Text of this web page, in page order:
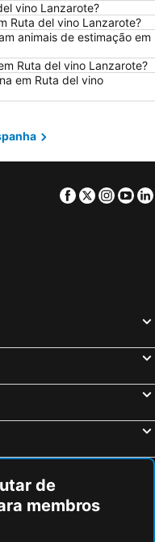
em Vila Nova de Milfontes
em Vigo
em Centro de Portugal
em Málaga
em Ibiza
em Região de Lisboa
vino Lanzarote?
Ruta del vino Lanzarote?
animais de estimação em
Ruta del vino Lanzarote?
em Ruta del vino
Facebook
Twitter
de
membros